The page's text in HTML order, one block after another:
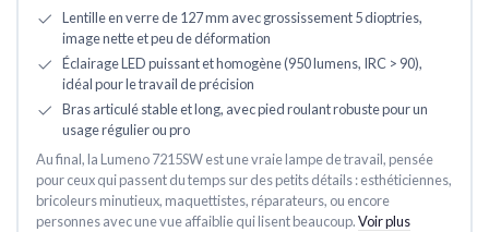
Lentille en verre de 127 mm avec grossissement 5 dioptries,
image nette et peu de déformation
Éclairage LED puissant et homogène (950 lumens, IRC > 90),
idéal pour le travail de précision
Bras articulé stable et long, avec pied roulant robuste pour un
usage régulier ou pro
Au final, la Lumeno 7215SW est une vraie lampe de travail, pensée
pour ceux qui passent du temps sur des petits détails : esthéticiennes,
bricoleurs minutieux, maquettistes, réparateurs, ou encore
personnes avec une vue affaiblie qui lisent beaucoup.Voir plus